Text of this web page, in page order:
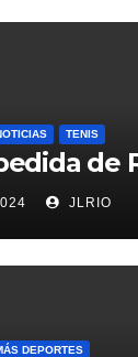
TENIS
de
JLRIO
DEPORTES